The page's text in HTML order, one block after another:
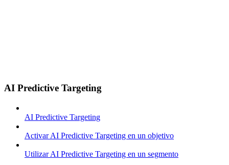
AI Predictive Targeting
AI Predictive Targeting
Activar AI Predictive Targeting en un objetivo
Utilizar AI Predictive Targeting en un segmento